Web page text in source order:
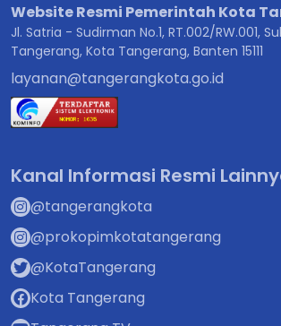
Website Resmi Pemerintah Kota
Jl. Satria - Sudirman No.1, RT.002/RW.001,
Tangerang, Kota Tangerang, Banten 15111
layanan@tangerangkota.go.id
Kanal Informasi Resmi
@tangerangkota
@prokopimkotatangerang
@KotaTangerang
Kota Tangerang